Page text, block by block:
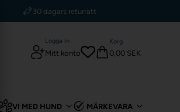
30 dagars returrätt
Logga in
Mitt konto
Korg
0,00 SEK
VI MED HUND MÄRKEVARA